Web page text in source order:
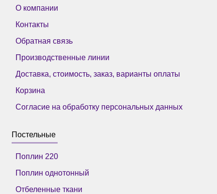
О компании
Контакты
Обратная связь
Производственные линии
Доставка, стоимость, заказ, варианты оплаты
Корзина
Согласие на обработку персональных данных
Постельные
Поплин 220
Поплин однотонный
Отбеленные ткани